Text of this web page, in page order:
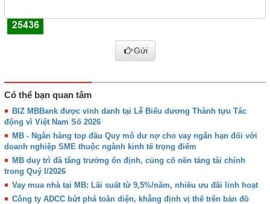
Gửi
Có thể bạn quan tâm
BIZ MBBank được vinh danh tại Lễ Biểu dương Thành tựu Tác
động vì Việt Nam Số 2026
MB - Ngân hàng top đầu Quy mô dư nợ cho vay ngắn hạn đối với
doanh nghiệp SME thuộc ngành kinh tế trọng điểm
MB duy trì đà tăng trưởng ổn định, củng cố nền tảng tài chính
trong Quý I/2026
Vay mua nhà tại MB: Lãi suất từ 9,5%/năm, nhiều ưu đãi linh hoạt
Công ty ADCC bứt phá toàn diện, khẳng định vị thế trên bản đồ